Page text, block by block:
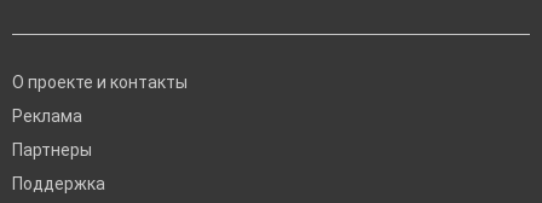
О проекте и контакты
Реклама
Партнеры
Поддержка